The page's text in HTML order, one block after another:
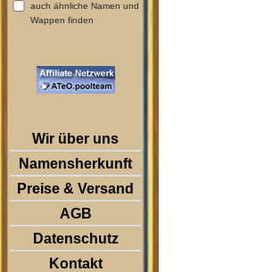
auch ähnliche Namen und
Wappen finden
Wir über uns
Namensherkunft
Preise & Versand
AGB
Datenschutz
Kontakt